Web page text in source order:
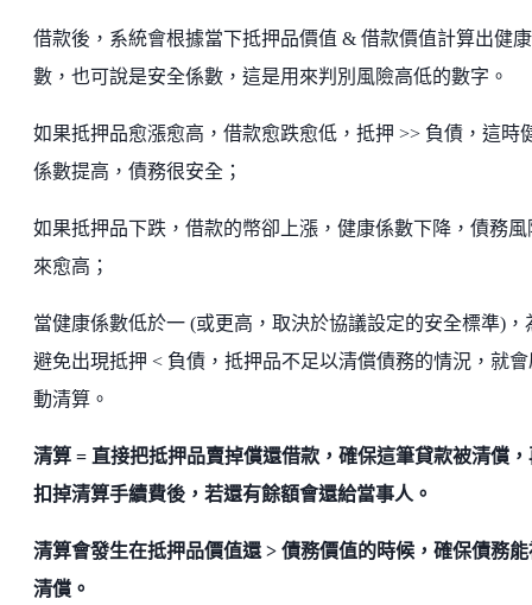
借款後，系統會根據當下抵押品價值 & 借款價值計算出健
數，也可說是安全係數，這是用來判別風險高低的數字。
如果抵押品愈漲愈高，借款愈跌愈低，抵押 >> 負債，這時
係數提高，債務很安全；
如果抵押品下跌，借款的幣卻上漲，健康係數下降，債務風
來愈高；
當健康係數低於一 (或更高，取決於協議設定的安全標準)，
避免出現抵押 < 負債，抵押品不足以清償債務的情況，就會
動清算。
清算 = 直接把抵押品賣掉償還借款，確保這筆貸款被清償，
扣掉清算手續費後，若還有餘額會還給當事人。
清算會發生在抵押品價值還 > 債務價值的時候，確保債務能
清償。